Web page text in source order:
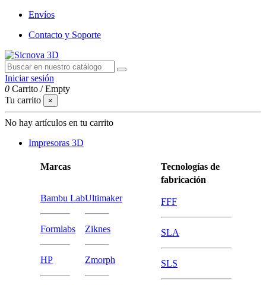
Envíos
Contacto y Soporte
Iniciar sesión
0 Carrito /Empty
Tu carrito
×
No hay artículos en tu carrito
Impresoras 3D
Marcas
Bambu Lab
Formlabs
HP
Ultimaker
Ziknes
Zmorph
Tecnologías de
fabricación
FFF
SLA
SLS